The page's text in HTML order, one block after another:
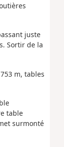
juste
Sortir de la
m, tables
table
surmonté